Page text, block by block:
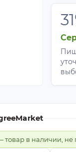
товар в наличии, не